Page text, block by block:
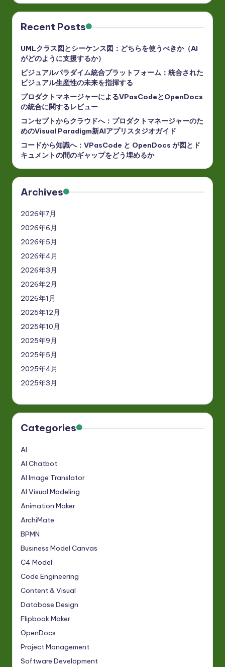
Recent Posts
UMLクラス図とシーケンス図：どちらを使うべきか（AI
がどのように支援するか）
ビジュアルパラダイム統合プラットフォーム：統合された
ビジュアル生産性の未来を指揮する
プロダクトマネージャーによるVPasCodeとOpenDocs
の統合に関するレビュー
コンセプトからクラウドへ：プロダクトマネージャーのた
めのVisual Paradigm新AIアプリスタジオガイド
コードから知識へ：VPasCode と OpenDocs が図とド
キュメントの間のギャップをどう埋めるか
Archives
2026年7月
2026年6月
2026年5月
2026年4月
2026年3月
2026年2月
2026年1月
2025年12月
2025年10月
2025年9月
2025年5月
2025年4月
2025年3月
Categories
AI
AI Chatbot
AI Image Translator
AI Visual Modeling
Animation Maker
ArchiMate
BPMN
Business Model Canvas
C4 Model
Code Engineering
Content & Visual
Database Design
Flipbook Maker
OpenDocs
Project Management
Software Development